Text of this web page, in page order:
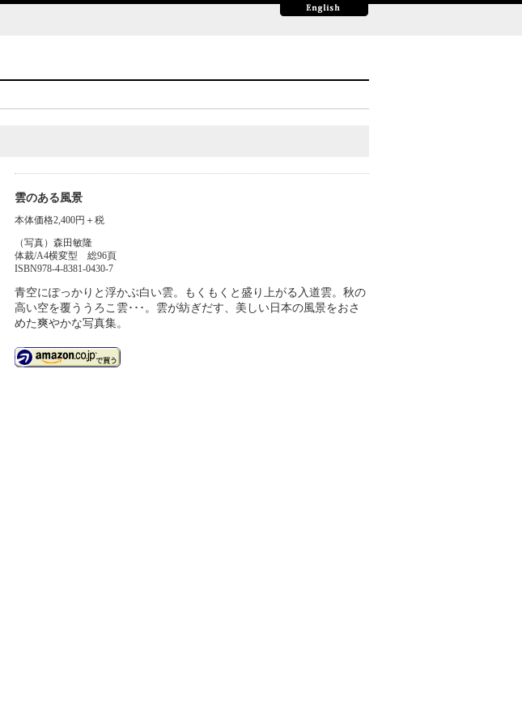
雲のある風景
本体価格2,400円＋税
（写真）森田敏隆
体裁/A4横変型 総96頁
ISBN978-4-8381-0430-7
青空にぽっかりと浮かぶ白い雲。もくもくと盛り上がる入道雲。秋の
高い空を覆ううろこ雲･･･。雲が紡ぎだす、美しい日本の風景をおさ
めた爽やかな写真集。